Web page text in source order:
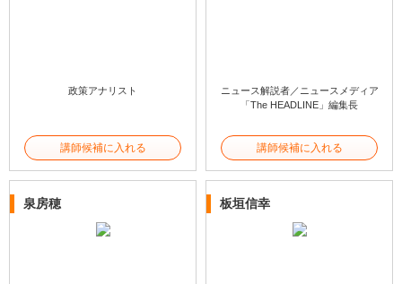
政策アナリスト
講師候補に入れる
ニュース解説者／ニュースメディア
「The HEADLINE」編集長
講師候補に入れる
泉房穂 板垣信幸